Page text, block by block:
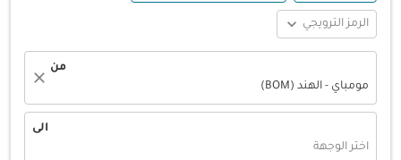
الرمز الترويجي expand_more
من
مومباي - الهند (BOM)
close
الى
اختر الوجهة